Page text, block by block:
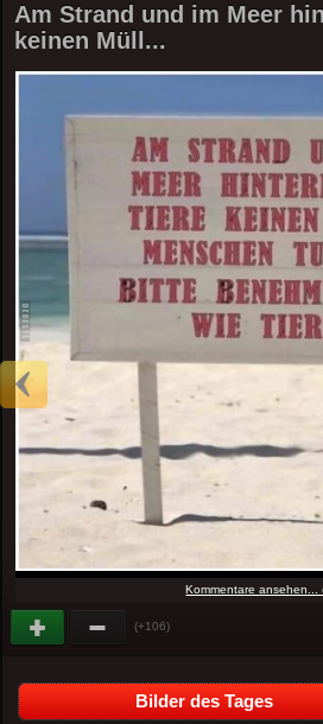
Am Strand und im Meer
keinen Müll...
Kommentare ansehen...
(+106)
Bilder des Tages